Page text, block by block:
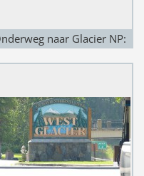
naar Glacier NP: